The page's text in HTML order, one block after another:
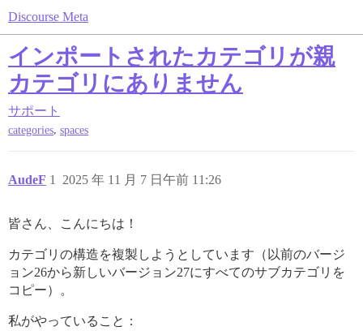
Discourse Meta
インポートされたカテゴリが親
カテゴリにありません
サポート
categories, spaces
AudeF 2025 年 11 月 7 日午前 11:26
1
皆さん、こんにちは！
カテゴリの構造を複製しようとしています（以前のバージ
ョン26から新しいバージョン27にすべてのサブカテゴリを
コピー）。
私がやっていること：